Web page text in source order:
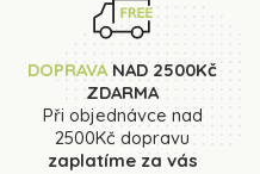
DOPRAVANAD 2500Kč
ZDARMA
Při objednávce nad
2500Kč dopravu
zaplatíme za vás